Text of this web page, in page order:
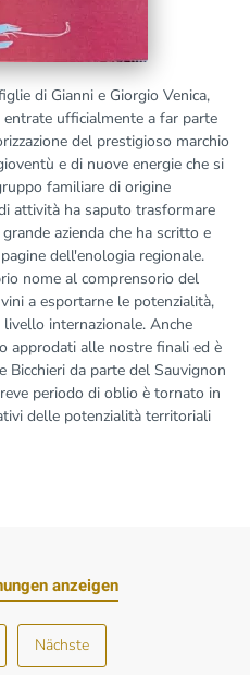
di Gianni e Giorgio Venica,
ufficialmente a far parte
del prestigioso marchio
e di nuove energie che si
familiare di origine
attività ha saputo trasformare
azienda che ha scritto e
dell'enologia regionale.
nome al comprensorio del
a esportarne le potenzialità,
internazionale. Anche
approdati alle nostre finali ed è
Bicchieri da parte del Sauvignon
periodo di oblio è tornato in
delle potenzialità territoriali
anzeigen
Nächste